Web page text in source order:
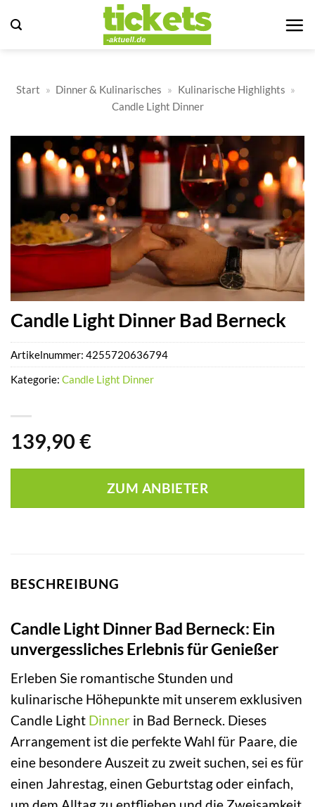
Inhalt
Start » Dinner & Kulinarisches » Kulinarische Highlights »
Candle Light Dinner
Candle Light Dinner Bad Berneck
139,90 €
ZUM ANBIETER
Artikelnummer: 4255720636794
Kategorie: Candle Light Dinner
BESCHREIBUNG
Candle Light Dinner Bad Berneck: Ein
unvergessliches Erlebnis für Genießer
Erleben Sie romantische Stunden und
kulinarische Höhepunkte mit unserem exklusiven
Candle Light Dinner in Bad Berneck. Dieses
Arrangement ist die perfekte Wahl für Paare, die
eine besondere Auszeit zu zweit suchen, sei es für
einen Jahrestag, einen Geburtstag oder einfach,